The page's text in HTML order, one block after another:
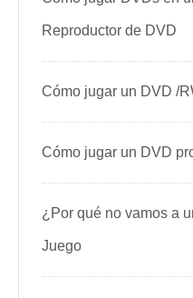
Reproductor de DVD
Cómo jugar un DVD /
Cómo jugar un DVD
¿Por qué no vamos a
Juego